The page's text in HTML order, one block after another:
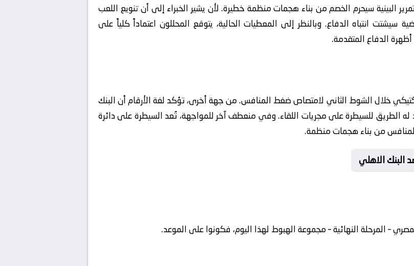
البينية سيحرم الخصم من بناء هجمات منظمة خطيرة. لأن يشير الخبراء إلى أن تنويع اللعب
سيشتت انتباه الدفاع. وبالنظر إلى المعطيات الحالية، يتوقع المحللون اعتماداً كلياً على
الدفاع المتقدمة.
خلال الشوط الثاني لامتصاص ضغط المنافس. من جهة أخرى، تؤكد لغة الأرقام أن البنك
له الطريق للسيطرة على مجريات اللقاء. وفي منعطف آخر للمواجهة، تُعد السيطرة على دائرة
من بناء هجمات منظمة.
البنك الاهلي
– المرحلة النهائية – مجموعة الهبوط لهذا اليوم، فكونوا على الموعد.